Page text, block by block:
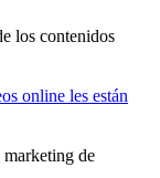
los contenidos
online les están
marketing de